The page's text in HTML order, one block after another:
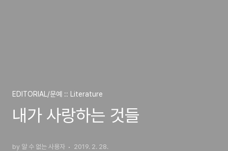
EDITORIAL/문예 :: Literature
내가 사랑하는 것들
by 알 수 없는 사용자 2019. 2. 28.